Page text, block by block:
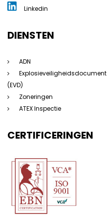
Linkedin
DIENSTEN
ADN
Explosieveiligheidsdocument
(EVD)
Zoneringen
ATEX Inspectie
CERTIFICERINGEN